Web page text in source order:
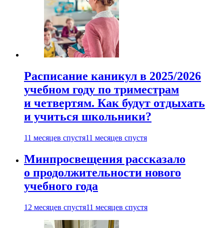
Расписание каникул в 2025/2026
учебном году по триместрам
и четвертям. Как будут отдыхать
и учиться школьники?
11 месяцев спустя11 месяцев спустя
Минпросвещения рассказало
о продолжительности нового
учебного года
12 месяцев спустя11 месяцев спустя